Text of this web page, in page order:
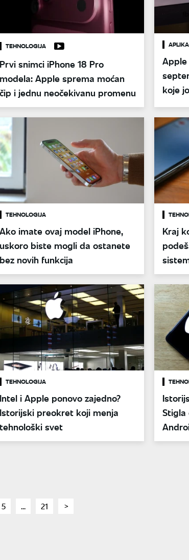
TEHNOLOGIJA
Prvi snimci iPhone 18 Pro
modela: Apple sprema moćan
čip i jednu neočekivanu promenu
Apple
koje
TEHNOLOGIJA
Ako imate ovaj model iPhone,
uskoro biste mogli da ostanete
bez novih funkcija
Kraj
TEHNOLOGIJA
Intel i Apple ponovo zajedno?
Istorijski preokret koji menja
tehnološki svet
Stigla
page
5 page
... page
21 page